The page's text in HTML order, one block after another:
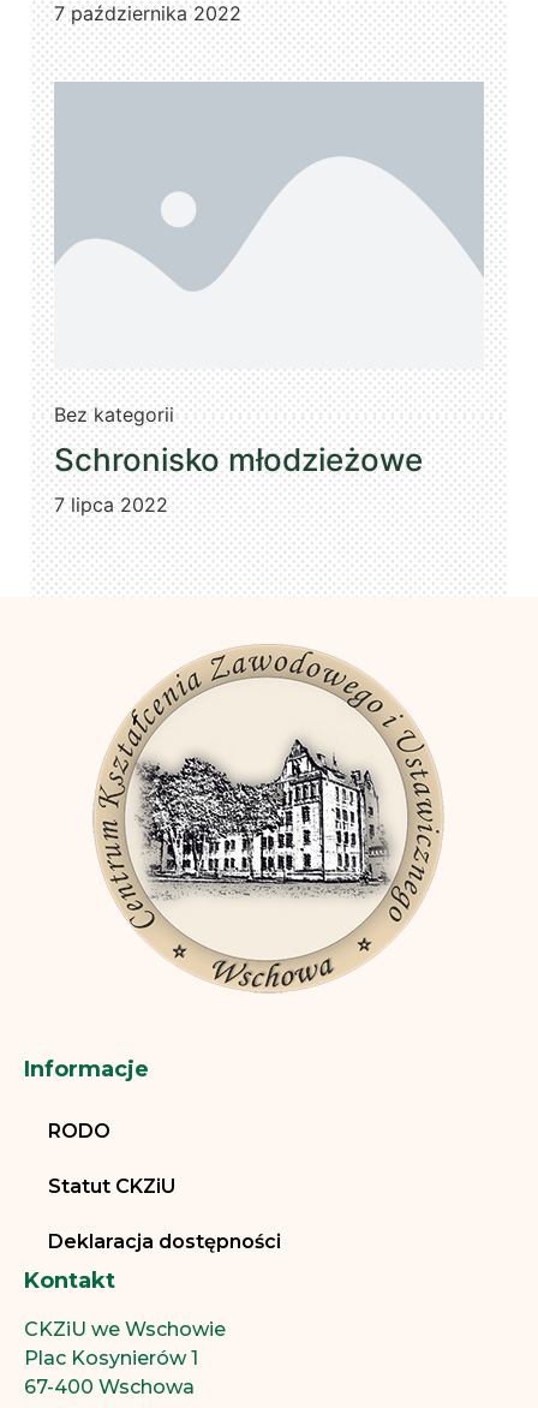
7 października 2022
Bez kategorii
Schronisko młodzieżowe
7 lipca 2022
Informacje
RODO
Statut CKZiU
Deklaracja dostępności
Kontakt
CKZiU we Wschowie
Plac Kosynierów 1
67-400 Wschowa